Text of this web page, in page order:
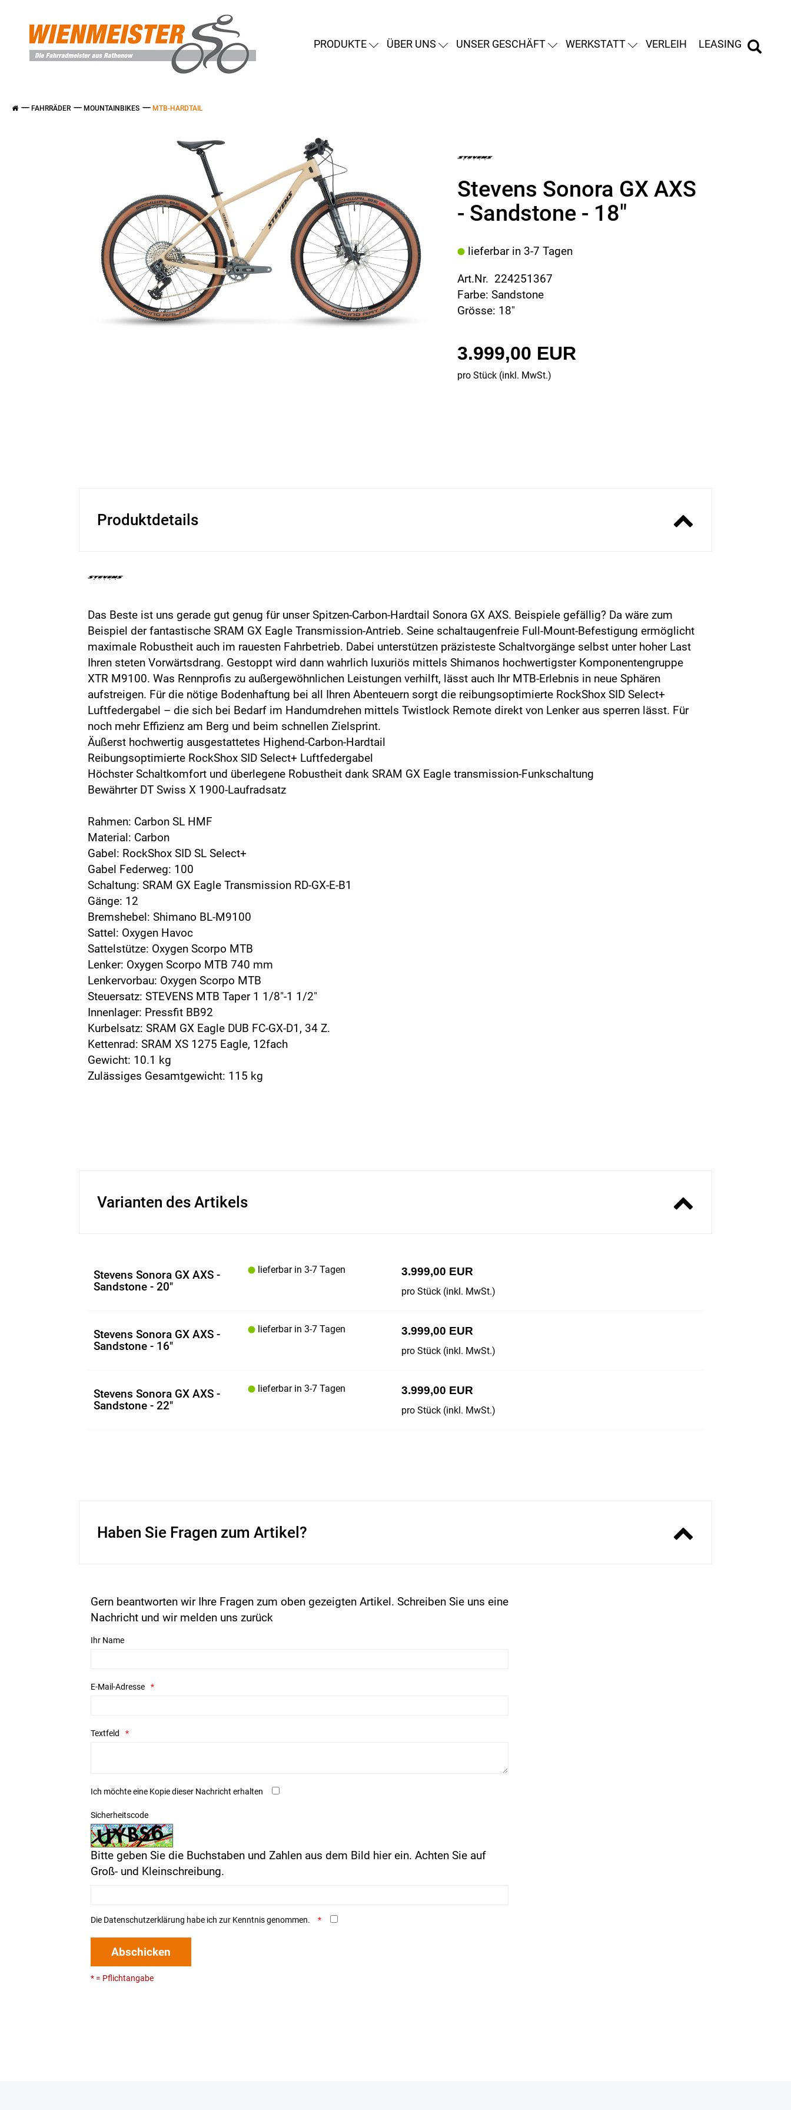
PRODUKTE ÜBER UNS UNSER GESCHÄFT WERKSTATT VERLEIH LEASING
FAHRRÄDER MOUNTAINBIKES MTB-HARDTAIL
Stevens Sonora GX AXS
- Sandstone - 18"
lieferbar in 3-7 Tagen
Art.Nr. 224251367
Farbe: Sandstone
Grösse: 18"
3.999,00 EUR
pro Stück (inkl. MwSt.)
Produktdetails
Das Beste ist uns gerade gut genug für unser Spitzen-Carbon-Hardtail Sonora GX AXS. Beispiele gefällig? Da wäre zum
Beispiel der fantastische SRAM GX Eagle Transmission-Antrieb. Seine schaltaugenfreie Full-Mount-Befestigung ermöglicht
maximale Robustheit auch im rauesten Fahrbetrieb. Dabei unterstützen präzisteste Schaltvorgänge selbst unter hoher Last
Ihren steten Vorwärtsdrang. Gestoppt wird dann wahrlich luxuriös mittels Shimanos hochwertigster Komponentengruppe
XTR M9100. Was Rennprofis zu außergewöhnlichen Leistungen verhilft, lässt auch Ihr MTB-Erlebnis in neue Sphären
aufstreigen. Für die nötige Bodenhaftung bei all Ihren Abenteuern sorgt die reibungsoptimierte RockShox SID Select+
Luftfedergabel – die sich bei Bedarf im Handumdrehen mittels Twistlock Remote direkt von Lenker aus sperren lässt. Für
noch mehr Effizienz am Berg und beim schnellen Zielsprint.
Äußerst hochwertig ausgestattetes Highend-Carbon-Hardtail
Reibungsoptimierte RockShox SID Select+ Luftfedergabel
Höchster Schaltkomfort und überlegene Robustheit dank SRAM GX Eagle transmission-Funkschaltung
Bewährter DT Swiss X 1900-Laufradsatz
Rahmen: Carbon SL HMF
Material: Carbon
Gabel: RockShox SID SL Select+
Gabel Federweg: 100
Schaltung: SRAM GX Eagle Transmission RD-GX-E-B1
Gänge: 12
Bremshebel: Shimano BL-M9100
Sattel: Oxygen Havoc
Sattelstütze: Oxygen Scorpo MTB
Lenker: Oxygen Scorpo MTB 740 mm
Lenkervorbau: Oxygen Scorpo MTB
Steuersatz: STEVENS MTB Taper 1 1/8"-1 1/2"
Innenlager: Pressfit BB92
Kurbelsatz: SRAM GX Eagle DUB FC-GX-D1, 34 Z.
Kettenrad: SRAM XS 1275 Eagle, 12fach
Gewicht: 10.1 kg
Zulässiges Gesamtgewicht: 115 kg
Varianten des Artikels
Stevens Sonora GX AXS -
Sandstone - 20"
lieferbar in 3-7 Tagen 3.999,00 EUR
pro Stück (inkl. MwSt.)
Stevens Sonora GX AXS -
Sandstone - 16"
lieferbar in 3-7 Tagen 3.999,00 EUR
pro Stück (inkl. MwSt.)
Stevens Sonora GX AXS -
Sandstone - 22"
lieferbar in 3-7 Tagen 3.999,00 EUR
pro Stück (inkl. MwSt.)
Haben Sie Fragen zum Artikel?
Gern beantworten wir Ihre Fragen zum oben gezeigten Artikel. Schreiben Sie uns eine
Nachricht und wir melden uns zurück
Ihr Name
E-Mail-Adresse
Textfeld
Ich möchte eine Kopie dieser Nachricht erhalten
Sicherheitscode
Bitte geben Sie die Buchstaben und Zahlen aus dem Bild hier ein. Achten Sie auf
Groß- und Kleinschreibung.
Die Datenschutzerklärung habe ich zur Kenntnis genommen.
Abschicken
* = Pflichtangabe